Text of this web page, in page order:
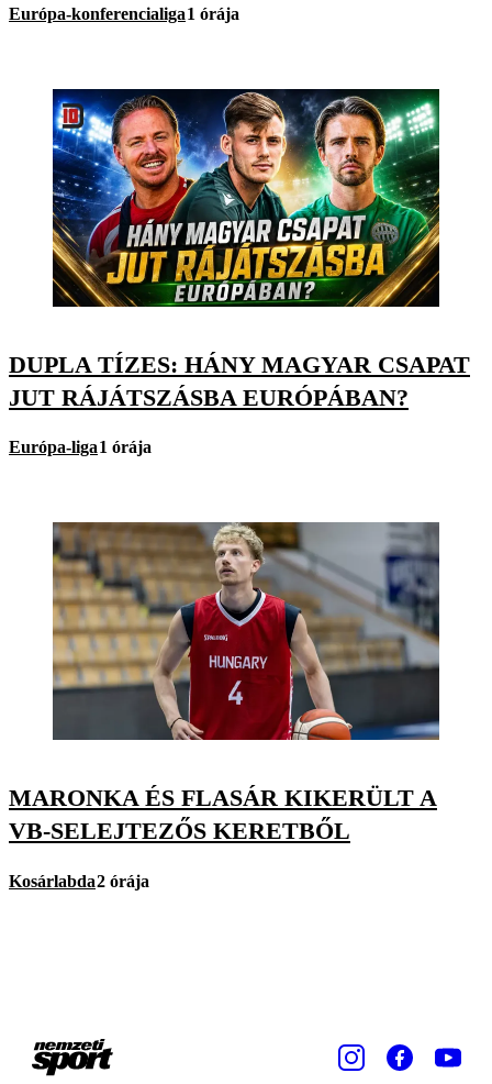
Európa-konferencialiga1 órája
DUPLA TÍZES: HÁNY MAGYAR CSAPAT
JUT RÁJÁTSZÁSBA EURÓPÁBAN?
Európa-liga1 órája
MARONKA ÉS FLASÁR KIKERÜLT A
VB-SELEJTEZŐS KERETBŐL
Kosárlabda2 órája